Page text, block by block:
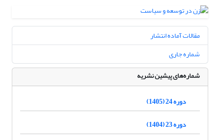
مقالات آماده انتشار
شماره جاری
شماره‌های پیشین نشریه
دوره 24 (1405)
دوره 23 (1404)